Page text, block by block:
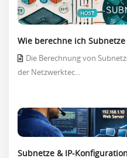
Wie berechne ich Subnetze
Die Berechnung von
der Netzwerktec...
Subnetze & IP-